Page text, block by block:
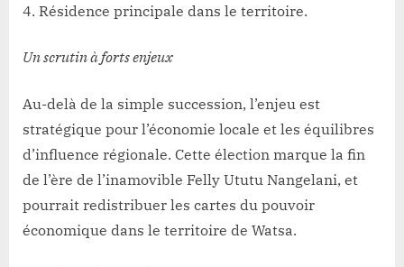
Résidence principale dans le territoire.
Un scrutin à forts enjeux
Au-delà de la simple succession, l’enjeu est
stratégique pour l’économie locale et les équilibres
d’influence régionale. Cette élection marque la fin
de l’ère de l’inamovible Felly Ututu Nangelani, et
pourrait redistribuer les cartes du pouvoir
économique dans le territoire de Watsa.